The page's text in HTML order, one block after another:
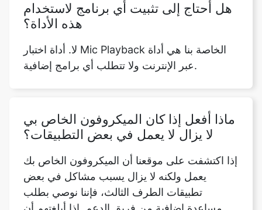
هل أحتاج إلى تثبيت أي برنامج لاستخدام
هذه الأداة؟
لا. أداة اختبار Mic Playback الخاصة بنا هي أداة
عبر الإنترنت ولا تتطلب أي برامج إضافية.
ماذا أفعل إذا كان الميكروفون الخاص بي
لا يزال لا يعمل في بعض التطبيقات؟
إذا اكتشفت على موقعنا أن الميكروفون الخاص بك
يعمل ولكنه لا يزال يسبب مشاكل في بعض
تطبيقات الطرف الثالث، فإننا نوصي بطلب